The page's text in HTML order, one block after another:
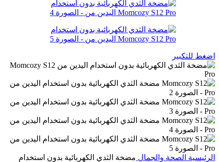
اضغط للتكبير
الرئيسية الصحة والجمال مضخة الثدي الكهربائية بدون استخدام